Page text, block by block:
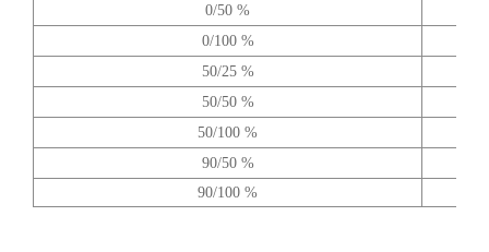
0/50 %
0/100 %
50/25 %
50/50 %
50/100 %
90/50 %
90/100 %